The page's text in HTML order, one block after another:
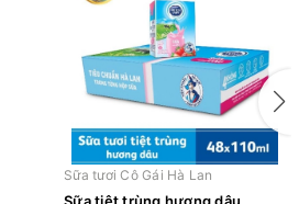
Sữa tươi Cô Gái Hà Lan